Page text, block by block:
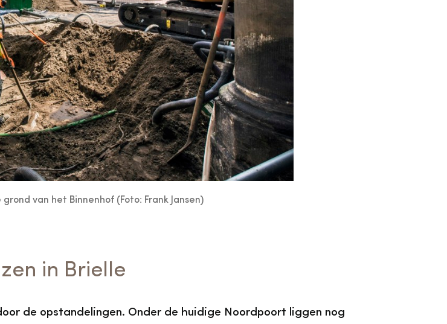
van het Binnenhof (Foto: Frank Jansen)
in Brielle
de opstandelingen. Onder de huidige Noordpoort liggen nog